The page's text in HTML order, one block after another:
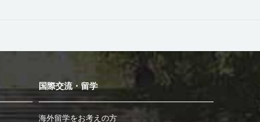
国際交流・留学
海外留学をお考えの方